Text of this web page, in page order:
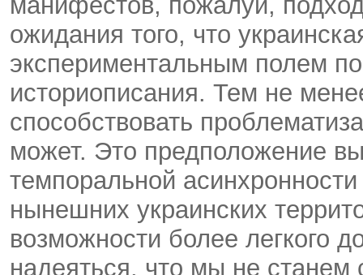
ожидания того, что
экспериментальным полем
историописания. Тем не
способствовать
может. Это предположение
темпоральной
нынешних украинских
возможности более легкого
надеяться, что мы не